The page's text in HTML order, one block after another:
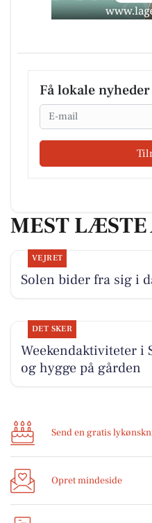
Få lokale nyheder
Email
MEST
VEJRET
Solen bider fra sig i
DET SKER
Weekendaktiviteter i
og hygge på gården
Send en gratis
Opret mindeside